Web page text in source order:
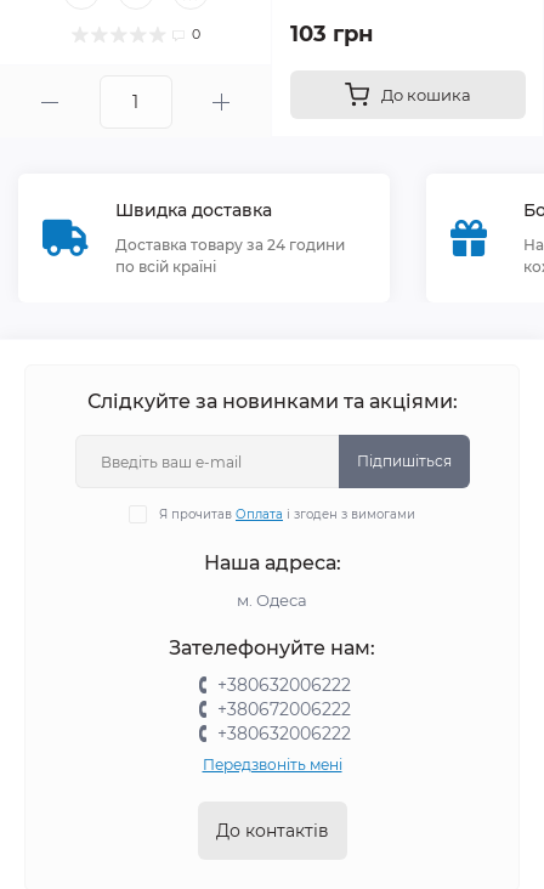
0 103 грн
До кошика
Швидка доставка
Доставка товару за 24 години
по всій країні
Слідкуйте за новинками та акціями:
Підпишіться
Я прочитав Оплата і згоден з вимогами
Наша адреса:
м. Одеса
Зателефонуйте нам:
+380632006222
+380672006222
+380632006222
Передзвоніть мені
До контактів